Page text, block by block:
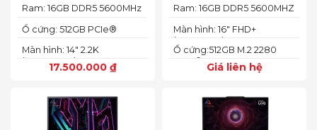
17.500.000 ₫
Màn hình: 14" 2.2K
(2240X1400)
Ổ cứng: 512GB PCIe®
Ram: 16GB DDR5 5600MHz
Giá liên hệ
Ổ cứng:512GB M.2 2280
PCIe® 4.0 x4 SSD
Màn hình: 16" FHD+
(1920x1200) IPS
Ram: 16GB DDR5 5600MHZ